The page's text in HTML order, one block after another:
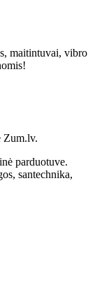
maitintuvai, vibro
Zum.lv.
parduotuve.
santechnika,